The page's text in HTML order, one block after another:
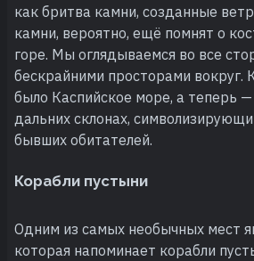
как бритва камни, созданные
камни, вероятно, ещё помнят о
горе. Мы оглядываемся во все
бескрайними просторами вокруг.
было Каспийское море, а теперь
дальних склонах,
бывших обитателей.
Корабли пустыни
Одним из самых необычных мест
которая напоминает корабли